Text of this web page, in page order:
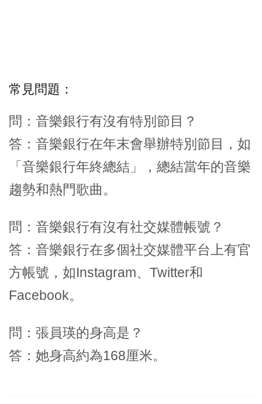
常見問題：
問：音樂銀行有沒有特別節目？
答：音樂銀行在年末會舉辦特別節目，如
「音樂銀行年終總結」，總結當年的音樂
趨勢和熱門歌曲。
問：音樂銀行有沒有社交媒體帳號？
答：音樂銀行在多個社交媒體平台上有官
方帳號，如Instagram、Twitter和
Facebook。
問：張員瑛的身高是？
答：她身高約為168厘米。